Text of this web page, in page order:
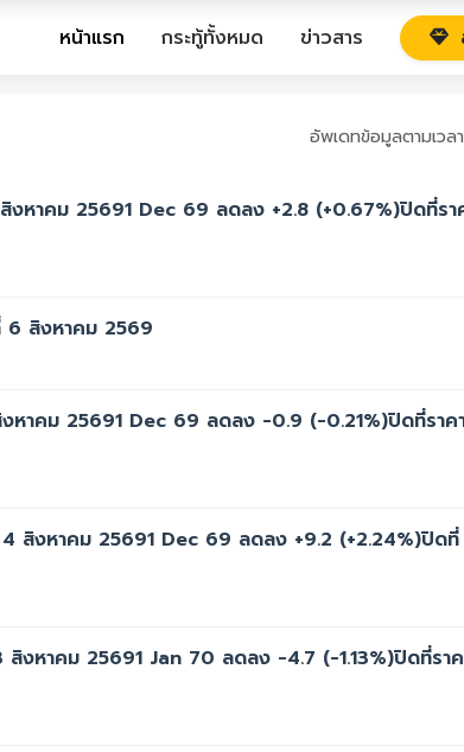
หน้าแรก กระทู้ทั้งหมด ข่าวสาร
อัพเดทข้อมูลตามเวล
งหาคม 25691 Dec 69 ลดลง +2.8 (+0.67%)ปิดที่รา
6 สิงหาคม 2569
หาคม 25691 Dec 69 ลดลง -0.9 (-0.21%)ปิดที่ราค
สิงหาคม 25691 Dec 69 ลดลง +9.2 (+2.24%)ปิดที่
งหาคม 25691 Jan 70 ลดลง -4.7 (-1.13%)ปิดที่รา